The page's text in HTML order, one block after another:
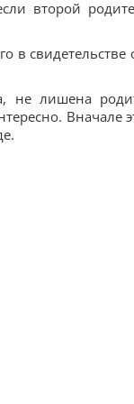
второй
в
не лишена